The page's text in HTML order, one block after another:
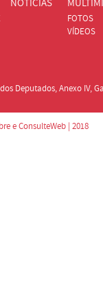
NOTÍCIAS
FOTOS
VÍDEOS
Deputados, Anexo IV,
e ConsulteWeb | 2018